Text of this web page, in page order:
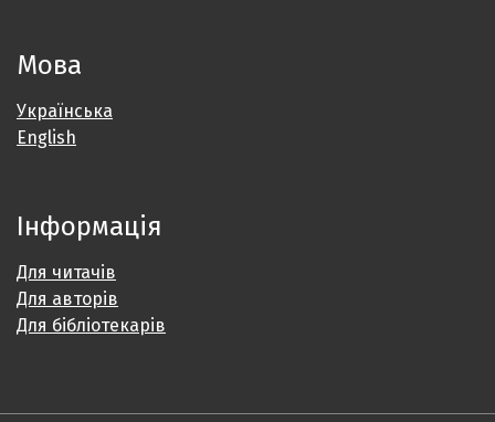
Мова
Українська
English
Інформація
Для читачів
Для авторів
Для бібліотекарів